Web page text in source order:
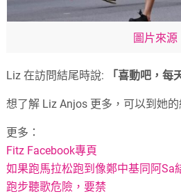
圖片來源
Liz 在訪問結尾時說: 「喜動吧，每
想了解 Liz Anjos 更多，可以到她
更多：
Fitz Facebook專頁
如果跑馬拉松跑到像鄭中基同阿Sa
跑步聽歌危險，要禁